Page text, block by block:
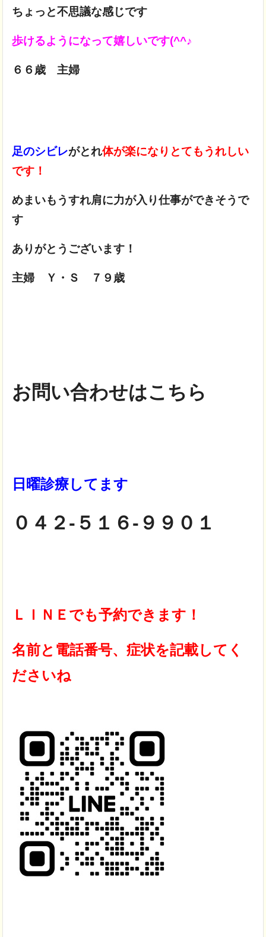
ちょっと不思議な感じです
歩けるようになって嬉しいです(^^♪
６６歳 主婦
足のシビレがとれ体が楽になりとてもうれしい
です！
めまいもうすれ肩に力が入り仕事ができそうで
す
ありがとうございます！
主婦 Ｙ・Ｓ ７９歳
お問い合わせはこちら
日曜診療してます
０４２-５１６-９９０１
ＬＩＮＥでも予約できます！
名前と電話番号、症状を記載してく
ださいね